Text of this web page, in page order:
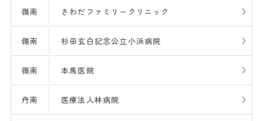
嶺南 さわだファミリークリニック
嶺南 杉田玄白記念公立小浜病院
嶺南 本馬医院
丹南 医療法人林病院